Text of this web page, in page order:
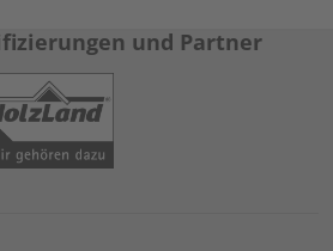
und Partner